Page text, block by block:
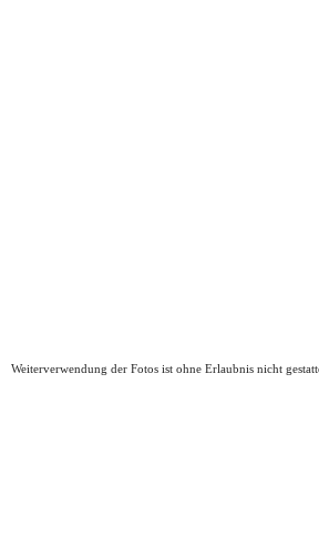
Weiterverwendung der Fotos ist ohne Erlaubnis nicht